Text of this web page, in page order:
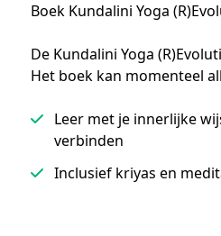
Boek Kundalini Yoga
De Kundalini Yoga
Het boek kan momenteel
Leer met je innerlijke
verbinden
Inclusief kriyas en